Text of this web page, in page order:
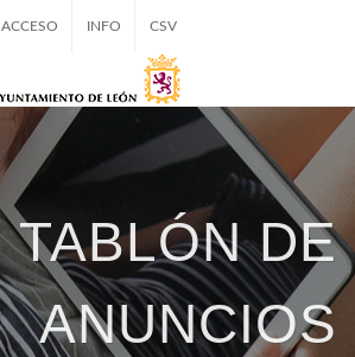
ACCESO INFO CSV
TABLÓN DE
ANUNCIOS